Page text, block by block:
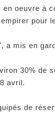
oeuvre à
pour
a mis en
30% de
avril.
de